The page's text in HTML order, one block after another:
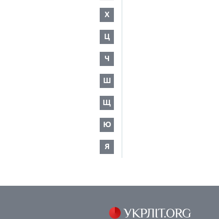
Х
Ц
Ч
Ш
Щ
Ю
Я